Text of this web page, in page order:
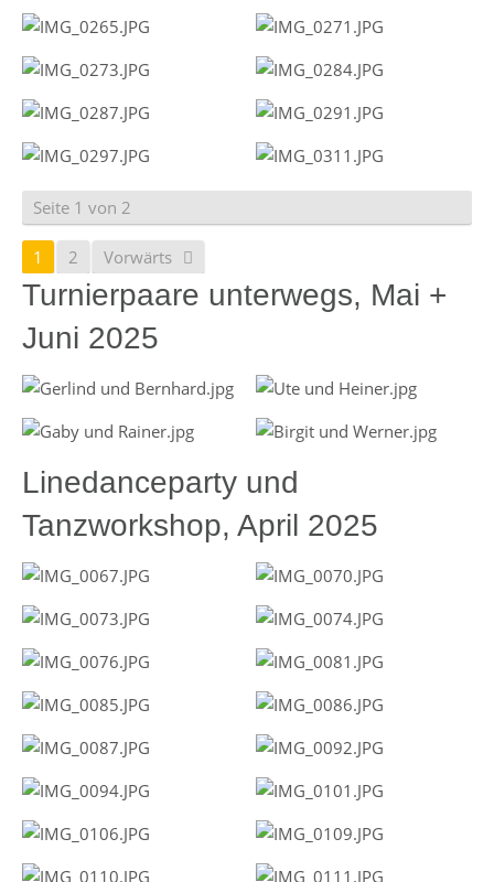
Seite 1 von 2
1 2 Vorwärts
Turnierpaare unterwegs, Mai +
Juni 2025
Linedanceparty und
Tanzworkshop, April 2025